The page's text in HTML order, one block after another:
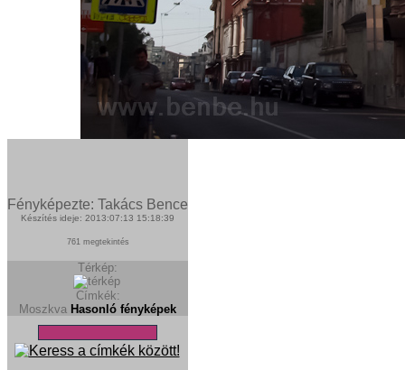
Fényképezte: Takács Bence
Készítés ideje: 2013:07:13 15:18:39
761 megtekintés
Térkép:
Címkék:
Moszkva Hasonló fényképek